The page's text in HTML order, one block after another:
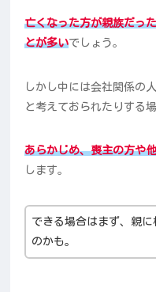
亡くなった方が親族だっ
とが多いでしょう。
しかし中には会社関係の
と考えておられたりする
あらかじめ、喪主の方や
します。
できる場合はまず、親
のかも。